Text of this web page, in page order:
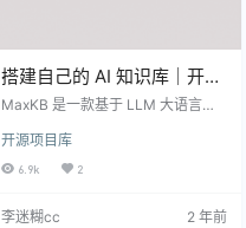
搭建自己的 AI 知识库｜开源
项目库
MaxKB 是一款基于 LLM 大语言模
ax Knowledge Base，旨在成为企
业的最强大脑。 开箱即用：支持直
接上传文档、自动爬取在线文档，
问答交互体验好； 无缝嵌入：支持
开源项目库
6.9k 2
李迷糊cc 2 年前